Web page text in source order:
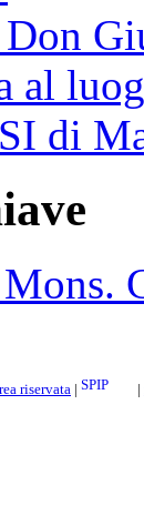
al
di
riservata | |